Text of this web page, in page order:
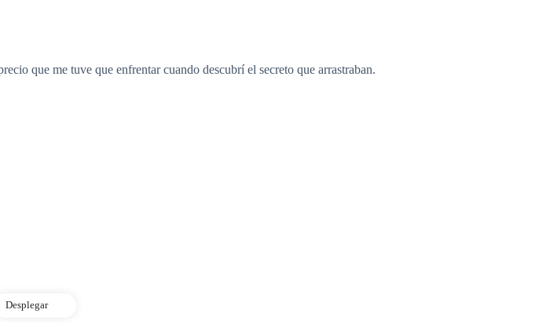
que me tuve que enfrentar cuando descubrí el secreto que arrastraban.
Desplegar